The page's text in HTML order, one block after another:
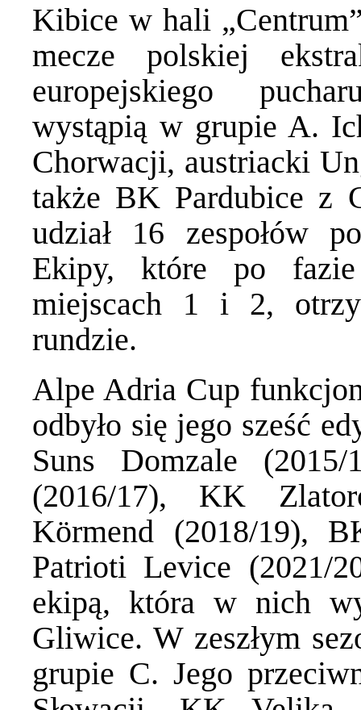
Kibice w hali
mecze polskiej
europejskiego
wystąpią w grupie A.
Chorwacji, austriacki
także BK Pardubice z
udział 16 zespołów
Ekipy, które po
miejscach 1 i 2,
rundzie.
Alpe Adria Cup
odbyło się jego sześć
Suns Domzale
(2016/17), KK
Körmend (2018/19),
Patrioti Levice (2021/
ekipą, która w nich
Gliwice. W zeszłym
grupie C. Jego